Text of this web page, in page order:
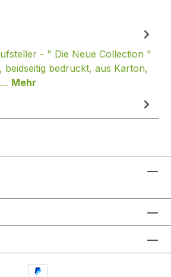
- " Die Neue Collection "
beidseitig bedruckt, aus Karton,
Mehr